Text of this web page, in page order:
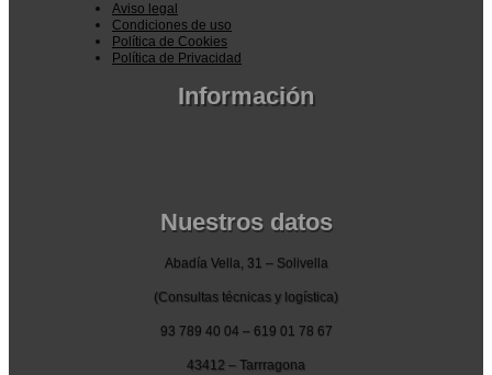
Aviso legal
Condiciones de uso
Política de Cookies
Política de Privacidad
Información
Nuestros datos
Abadía Vella, 31 – Solivella
(Consultas técnicas y logística)
93 789 40 04 – 619 01 78 67
43412 – Tarrragona